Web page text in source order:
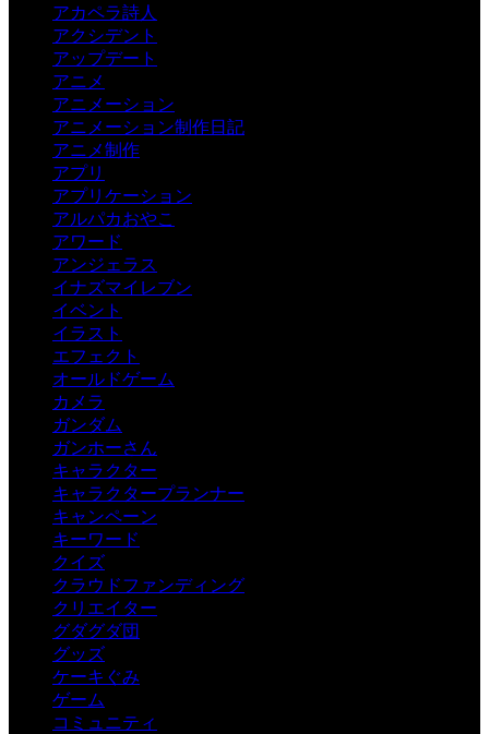
アカペラ詩人
アクシデント
アップデート
アニメ
アニメーション
アニメーション制作日記
アニメ制作
アプリ
アプリケーション
アルパカおやこ
アワード
アンジェラス
イナズマイレブン
イベント
イラスト
エフェクト
オールドゲーム
カメラ
ガンダム
ガンホーさん
キャラクター
キャラクタープランナー
キャンペーン
キーワード
クイズ
クラウドファンディング
クリエイター
グダグダ団
グッズ
ケーキぐみ
ゲーム
コミュニティ